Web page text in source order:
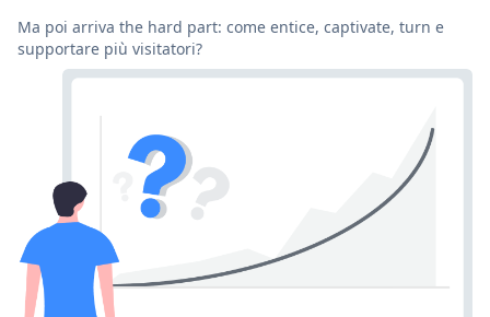
Ma poi arriva the hard part: come entice, captivate, turn e
supportare più visitatori?